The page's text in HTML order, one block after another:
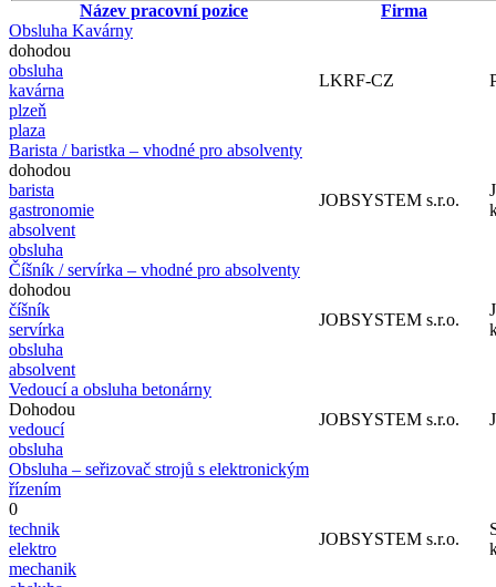
Název pracovní pozice
Firma
Obsluha Kavárny
dohodou
obsluha
kavárna
plzeň
plaza
LKRF-CZ
Barista / baristka – vhodné pro absolventy
dohodou
barista
gastronomie
absolvent
obsluha
JOBSYSTEM s.r.o.
Číšník / servírka – vhodné pro absolventy
dohodou
číšník
servírka
obsluha
absolvent
JOBSYSTEM s.r.o.
Vedoucí a obsluha betonárny
Dohodou
vedoucí
obsluha
JOBSYSTEM s.r.o.
Obsluha – seřizovač strojů s elektronickým
řízením
0
technik
elektro
mechanik
JOBSYSTEM s.r.o.